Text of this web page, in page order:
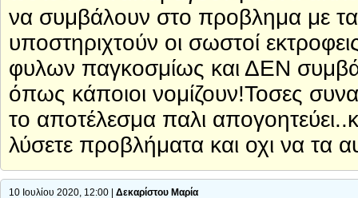
να συμβάλουν στο προβλημα με
υποστηριχτούν οι σωστοί
φυλων παγκοσμίως και ΔΕΝ
όπως κάποιοι νομίζουν!Τοσες
το αποτέλεσμα παλι
λύσετε προβλήματα και οχι να τα
10 Ιουλίου 2020, 12:00 | Δεκαρίστου Μαρία